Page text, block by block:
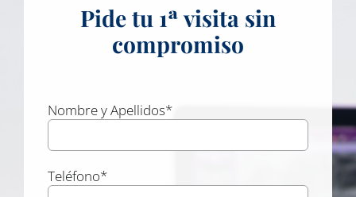
Pide tu 1ª visita sin
compromiso
Nombre y Apellidos*
Teléfono*